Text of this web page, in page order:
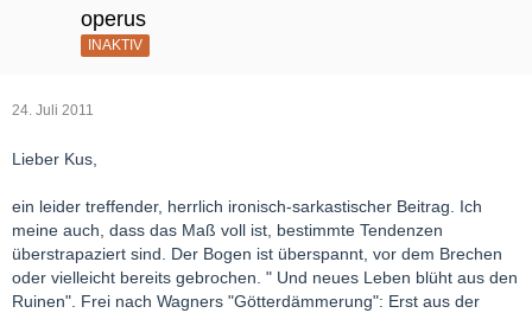
operus
INAKTIV
24. Juli 2011
Lieber Kus,
ein leider treffender, herrlich ironisch-sarkastischer Beitrag. Ich
meine auch, dass das Maß voll ist, bestimmte Tendenzen
überstrapaziert sind. Der Bogen ist überspannt, vor dem Brechen
oder vielleicht bereits gebrochen. " Und neues Leben blüht aus den
Ruinen". Frei nach Wagners "Götterdämmerung": Erst aus der